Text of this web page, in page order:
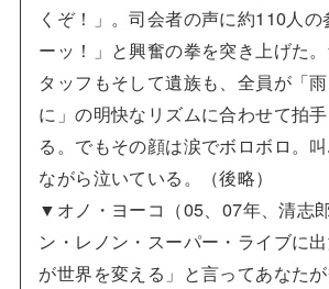
くぞ！」。司会者の声に約110人
ーッ！」と興奮の拳を突き上げた
タッフもそして遺族も、全員が「
に」の明快なリズムに合わせて拍
る。でもその顔は涙でボロボロ。
ながら泣いている。（後略）
▼オノ・ヨーコ（05、07年、清志
ン・レノン・スーパー・ライブに
が世界を変える」と言ってあなた